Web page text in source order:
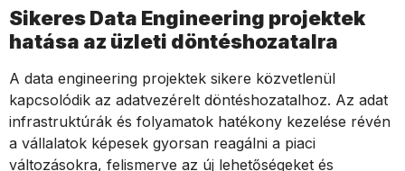
Sikeres Data Engineering projektek
hatása az üzleti döntéshozatalra
A data engineering projektek sikere közvetlenül
kapcsolódik az adatvezérelt döntéshozatalhoz. Az adat
infrastruktúrák és folyamatok hatékony kezelése révén
a vállalatok képesek gyorsan reagálni a piaci
változásokra, felismerve az új lehetőségeket és